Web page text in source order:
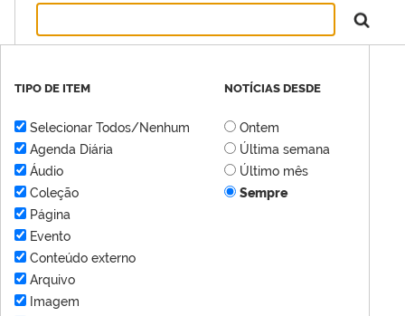
TIPO DE ITEM
Selecionar Todos/Nenhum
Agenda Diária
Áudio
Coleção
Página
Evento
Conteúdo externo
Arquivo
Imagem
NOTÍCIAS DESDE
Ontem
Última semana
Último mês
Sempre